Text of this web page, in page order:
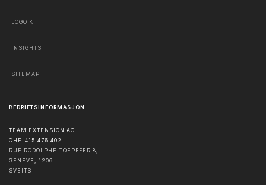
LOGO KIT
INSIGHTS
SITEMAP
BEDRIFTSINFORMASJON
TEAM EXTENSION AG
CHE-415.476.402
RUE RODOLPHE-TOEPFFER 8,
GENÈVE , 1206
SVEITS